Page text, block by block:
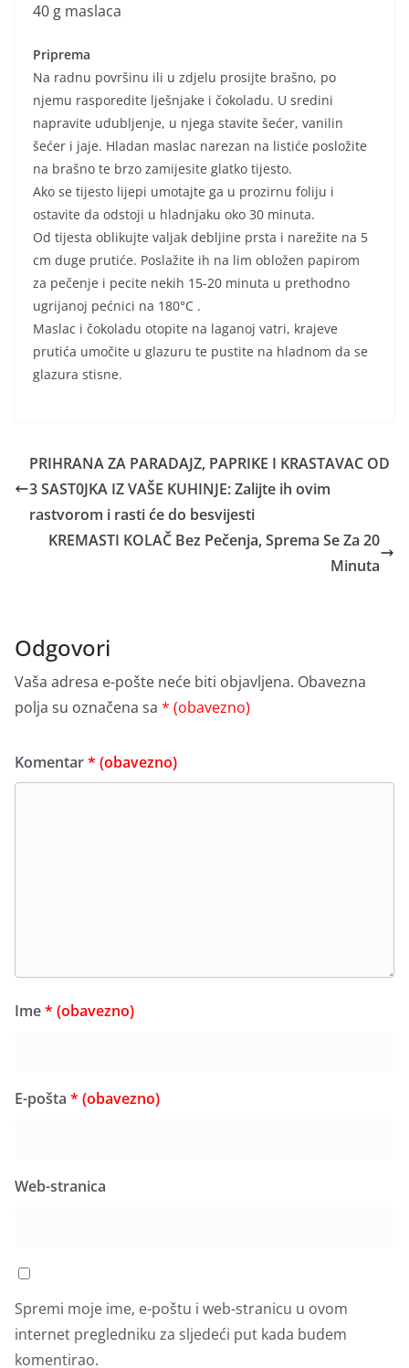
40 g maslaca
Priprema
Na radnu površinu ili u zdjelu prosijte brašno, po
njemu rasporedite lješnjake i čokoladu. U sredini
napravite udubljenje, u njega stavite šećer, vanilin
šećer i jaje. Hladan maslac narezan na listiće posložite
na brašno te brzo zamijesite glatko tijesto.
Ako se tijesto lijepi umotajte ga u prozirnu foliju i
ostavite da odstoji u hladnjaku oko 30 minuta.
Od tijesta oblikujte valjak debljine prsta i narežite na 5
cm duge prutiće. Poslažite ih na lim obložen papirom
za pečenje i pecite nekih 15-20 minuta u prethodno
ugrijanoj pećnici na 180°C .
Maslac i čokoladu otopite na laganoj vatri, krajeve
prutića umočite u glazuru te pustite na hladnom da se
glazura stisne.
PRIHRANA ZA PARADAJZ, PAPRIKE I KRASTAVAC OD
3 SAST0JKA IZ VAŠE KUHINJE: Zalijte ih ovim
rastvorom i rasti će do besvijesti
KREMASTI KOLAČ Bez Pečenja, Sprema Se Za 20
Minuta
Odgovori
Vaša adresa e-pošte neće biti objavljena. Obavezna
polja su označena sa * (obavezno)
Komentar* (obavezno)
Ime* (obavezno)
E-pošta * (obavezno)
Web-stranica
Spremi moje ime, e-poštu i web-stranicu u ovom
internet pregledniku za sljedeći put kada budem
komentirao.